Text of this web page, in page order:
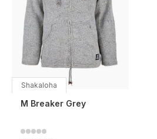
Shakaloha
M Breaker Grey